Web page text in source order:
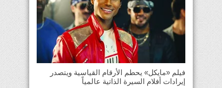
فيلم «مايكل» يحطم الأرقام القياسية ويتصدر
إيرادات أفلام السيرة الذاتية عالمياً